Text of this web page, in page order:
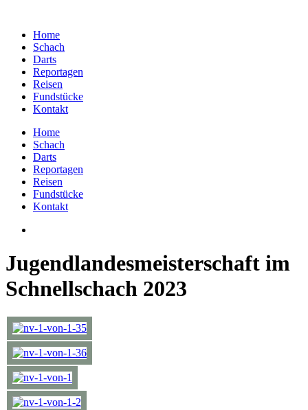
Home
Schach
Darts
Reportagen
Reisen
Fundstücke
Kontakt
Home
Schach
Darts
Reportagen
Reisen
Fundstücke
Kontakt
Jugendlandesmeisterschaft im
Schnellschach 2023